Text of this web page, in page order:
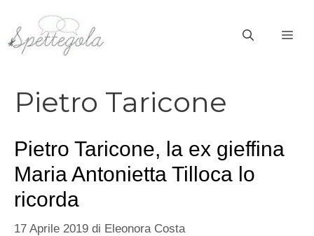
contenuto
Pietro Taricone
Pietro Taricone, la ex gieffina
Maria Antonietta Tilloca lo
ricorda
17 Aprile 2019 di Eleonora Costa